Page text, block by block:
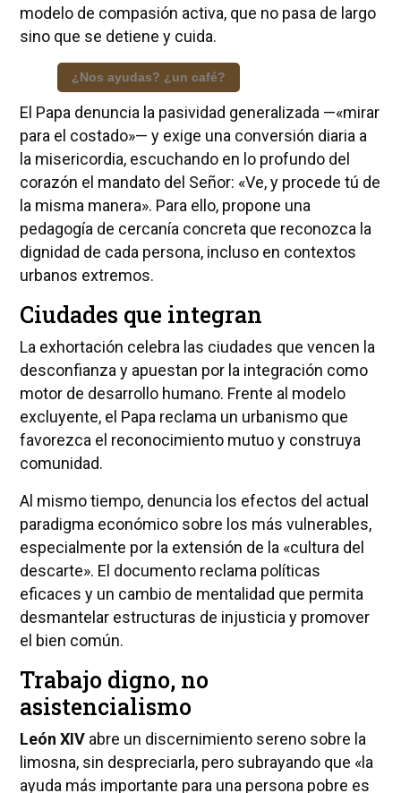
modelo de compasión activa, que no pasa de largo
sino que se detiene y cuida.
¿Nos ayudas? ¿un café?
El Papa denuncia la pasividad generalizada —«mirar
para el costado»— y exige una conversión diaria a
la misericordia, escuchando en lo profundo del
corazón el mandato del Señor: «Ve, y procede tú de
la misma manera». Para ello, propone una
pedagogía de cercanía concreta que reconozca la
dignidad de cada persona, incluso en contextos
urbanos extremos.
Ciudades que integran
La exhortación celebra las ciudades que vencen la
desconfianza y apuestan por la integración como
motor de desarrollo humano. Frente al modelo
excluyente, el Papa reclama un urbanismo que
favorezca el reconocimiento mutuo y construya
comunidad.
Al mismo tiempo, denuncia los efectos del actual
paradigma económico sobre los más vulnerables,
especialmente por la extensión de la «cultura del
descarte». El documento reclama políticas
eficaces y un cambio de mentalidad que permita
desmantelar estructuras de injusticia y promover
el bien común.
Trabajo digno, no
asistencialismo
León XIVabre un discernimiento sereno sobre la
limosna, sin despreciarla, pero subrayando que «la
ayuda más importante para una persona pobre es